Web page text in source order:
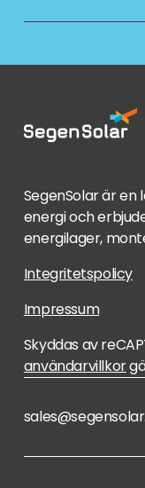
SegenSolar är
energi och
energilager,
Integritetspolicy
Impressum
Skyddas av
användarvillkor